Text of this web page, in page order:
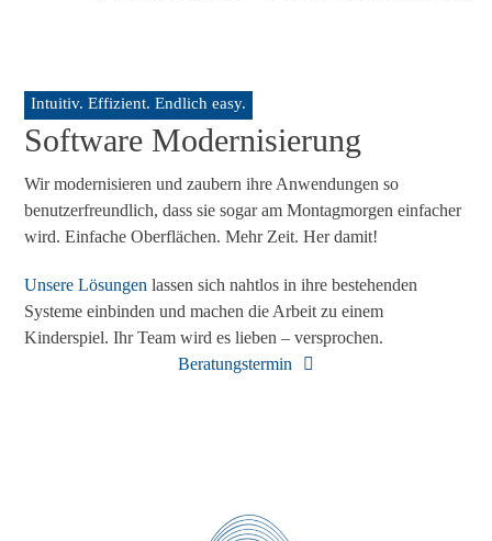
Software Modernisierung
Intuitiv. Effizient. Endlich easy.
Wir modernisieren und zaubern ihre Anwendungen so
benutzerfreundlich, dass sie sogar am Montagmorgen einfacher
wird. Einfache Oberflächen. Mehr Zeit. Her damit!
Unsere Lösungen lassen sich nahtlos in ihre bestehenden
Systeme einbinden und machen die Arbeit zu einem
Kinderspiel. Ihr Team wird es lieben – versprochen.
Beratungstermin